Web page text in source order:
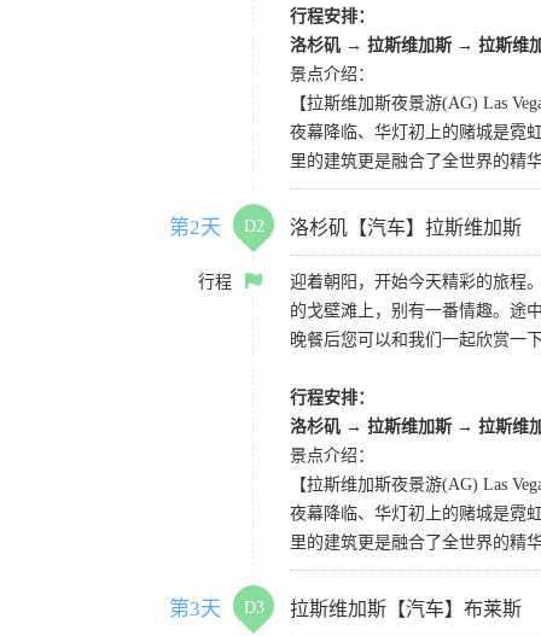
行程安排：
洛杉矶 → 拉斯维加斯 → 拉斯维
景点介绍：
【拉斯维加斯夜景游(AG) Las
夜幕降临、华灯初上的赌城是霓
里的建筑更是融合了全世界的精
第2天 D2 洛杉矶【汽车】拉斯维加斯
行程
迎着朝阳，开始今天精彩的旅程
的戈壁滩上，别有一番情趣。途
晚餐后您可以和我们一起欣赏一
行程安排：
洛杉矶 → 拉斯维加斯 → 拉斯维
景点介绍：
【拉斯维加斯夜景游(AG) Las
夜幕降临、华灯初上的赌城是霓
里的建筑更是融合了全世界的精
第3天 D3 拉斯维加斯【汽车】布莱斯